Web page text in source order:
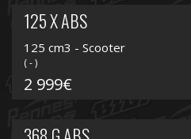
125 X ABS
125 cm3 - Scooter
( - )
2 999€